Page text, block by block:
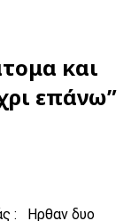
και
επάνω”
: Ηρθαν δυο